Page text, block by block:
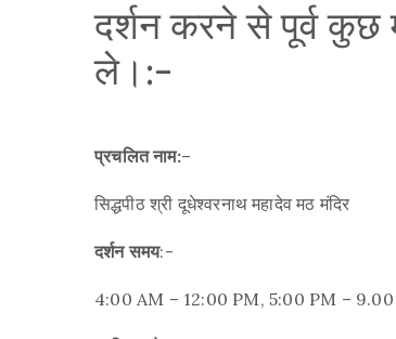
दर्शन करने से पूर्व कुछ
ले।:-
प्रचलित नाम:–
सिद्धपीठ श्री दूधेश्वरनाथ महादेव मठ मंदिर
दर्शन समय:-
4:00 AM – 12:00 PM, 5:00 PM –